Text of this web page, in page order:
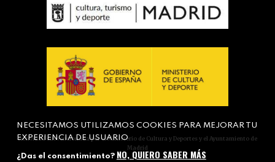
Actividad subvencionada por el Ministerio de Cultura y Deportes y el Ayuntamiento de
Madrid
NECESITAMOS UTILIZAMOS COOKIES PARA MEJORAR TU
EXPERIENCIA DE USUARIO
¿Das el consentimiento? NO, QUIERO SABER MÁS